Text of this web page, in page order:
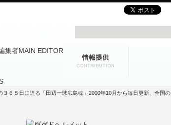
６５日に迫る「田辺一球広島魂」2000年10月から毎日更新、全国の